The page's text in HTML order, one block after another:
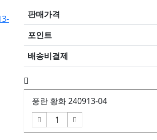
판매가격
포인트
배송비결제
풍란 황화 240913-04